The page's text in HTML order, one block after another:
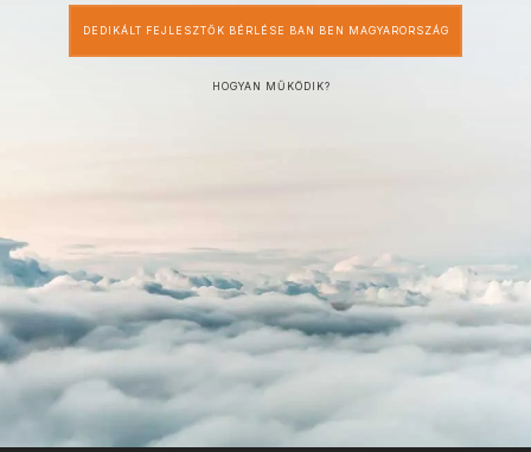
DEDIKÁLT FEJLESZTŐK BÉRLÉSE BAN BEN MAGYARORSZÁG
HOGYAN MŰKÖDIK?